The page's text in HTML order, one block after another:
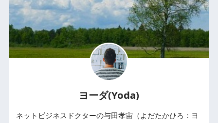
ヨーダ(Yoda)
ネットビジネスドクターの与田孝宙（よだたかひろ：ヨ